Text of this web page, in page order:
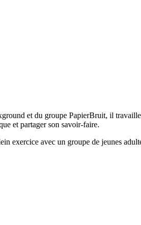
et du groupe PapierBruit, il travaille
et partager son savoir-faire.
exercice avec un groupe de jeunes